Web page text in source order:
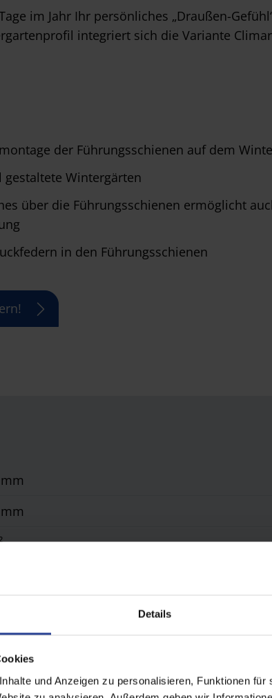
Details
und Anzeigen zu personalisieren, Funktionen für
im Jahr Ihr persönliches „Draußen-
integriert sich die Variante
der Führungsschienen auf dem
Wintergärten
über die Führungsschienen ermöglicht
in den Führungsschienen
Weather, Acryl Standard, Soltis 92,
auf die Wintergarten-Profile